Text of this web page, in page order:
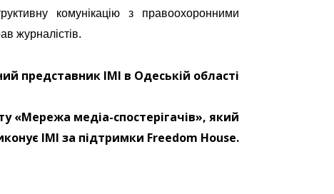
комунікацію з правоохоронними
журналістів.
представник ІМІ в Одеській області
«Мережа медіа-спостерігачів», який
ІМІ за підтримки Freedom House.